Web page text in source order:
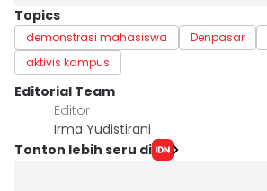
Topics
demonstrasi mahasiswa Denpasar
aktivis kampus
Editorial Team
Editor
Irma Yudistirani
Tonton lebih seru di